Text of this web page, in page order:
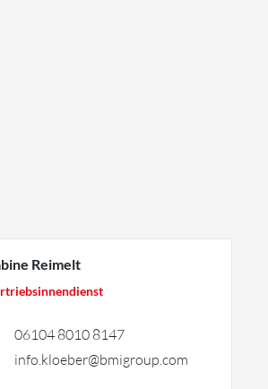
Reimelt
06104 8010 8147
info.kloeber@bmigroup.com